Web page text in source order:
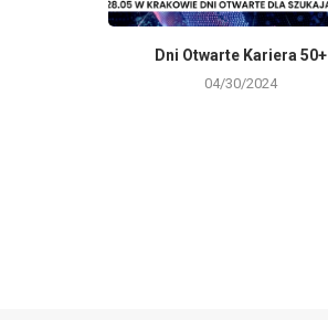
Dni Otwarte Kariera 50+
04/30/2024